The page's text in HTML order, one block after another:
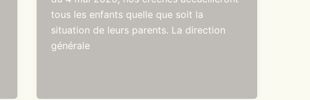
tous les enfants quelle que soit la
situation de leurs parents. La direction
générale